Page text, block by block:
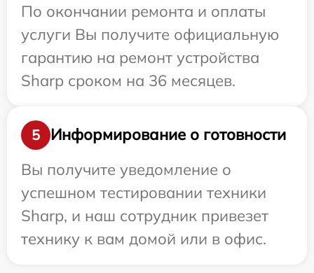
По окончании ремонта и оплаты
услуги Вы получите официальную
гарантию на ремонт устройства
Sharp сроком на 36 месяцев.
5
Информирование о готовности
Вы получите уведомление о
успешном тестировании техники
Sharp, и наш сотрудник привезет
технику к вам домой или в офис.